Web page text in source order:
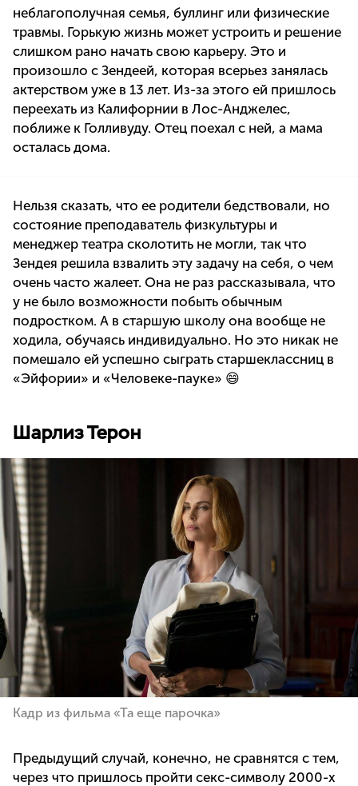
неблагополучная семья, буллинг или физические
травмы. Горькую жизнь может устроить и решение
слишком рано начать свою карьеру. Это и
произошло с Зендеей, которая всерьез занялась
актерством уже в 13 лет. Из-за этого ей пришлось
переехать из Калифорнии в Лос-Анджелес,
поближе к Голливуду. Отец поехал с ней, а мама
осталась дома.
Нельзя сказать, что ее родители бедствовали, но
состояние преподаватель физкультуры и
менеджер театра сколотить не могли, так что
Зендея решила взвалить эту задачу на себя, о чем
очень часто жалеет. Она не раз рассказывала, что
у не было возможности побыть обычным
подростком. А в старшую школу она вообще не
ходила, обучаясь индивидуально. Но это никак не
помешало ей успешно сыграть старшеклассниц в
«Эйфории» и «Человеке-пауке» 😄
Шарлиз Терон
Кадр из фильма «Та еще парочка»
Предыдущий случай, конечно, не сравнятся с тем,
через что пришлось пройти секс-символу 2000-х